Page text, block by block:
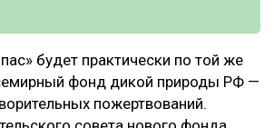
будет практически по той же
фонд дикой природы РФ —
пожертвований.